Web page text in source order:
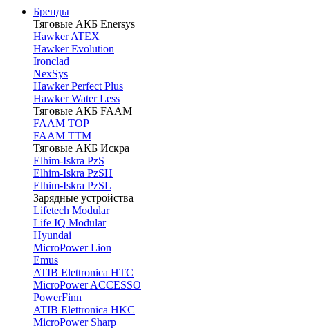
Бренды
Тяговые АКБ Enersys
Hawker ATEX
Hawker Evolution
Ironclad
NexSys
Hawker Perfect Plus
Hawker Water Less
Тяговые АКБ FAAM
FAAM TOP
FAAM TTM
Тяговые АКБ Искра
Elhim-Iskra PzS
Elhim-Iskra PzSH
Elhim-Iskra PzSL
Зарядные устройства
Lifetech Modular
Life IQ Modular
Hyundai
MicroPower Lion
Emus
ATIB Elettronica HTC
MicroPower ACCESSO
PowerFinn
ATIB Elettronica HKC
MicroPower Sharp